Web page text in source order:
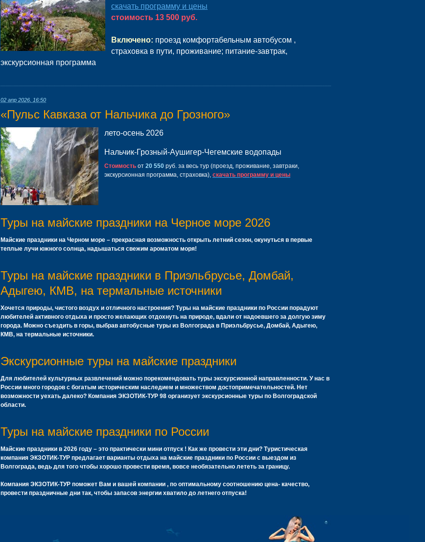
скачать программу и цены
стоимость 13 500 руб.
Включено: проезд комфортабельным автобусом ,
страховка в пути, проживание; питание-завтрак,
экскурсионная программа
02 апр 2026, 16:50
«Пульс Кавказа от Нальчика до Грозного»
лето-осень 2026
Нальчик-Грозный-Аушигер-Чегемские водопады
Стоимость от 20 550 руб. за весь тур (проезд, проживание, завтраки,
экскурсионная программа, страховка), скачать программу и цены
Туры на майские праздники на Черное море 2026
Майские праздники на Черном море – прекрасная возможность открыть летний сезон, окунуться в первые
теплые лучи южного солнца, надышаться свежим ароматом моря!
Туры на майские праздники в Приэльбрусье, Домбай,
Адыгею, КМВ, на термальные источники
Хочется природы, чистого воздух и отличного настроения? Туры на майские праздники по России порадуют
любителей активного отдыха и просто желающих отдохнуть на природе, вдали от надоевшего за долгую зиму
города. Можно съездить в горы, выбрав автобусные туры из Волгограда в Приэльбрусье, Домбай, Адыгею,
КМВ, на термальные источники.
Экскурсионные туры на майские праздники
Для любителей культурных развлечений можно порекомендовать туры экскурсионной направленности. У нас в
России много городов с богатым историческим наследием и множеством достопримечательностей. Нет
возможности уехать далеко? Компания ЭКЗОТИК-ТУР 98 организует экскурсионные туры по Волгоградской
области.
Туры на майские праздники по России
Майские праздники в 2026 году – это практически мини отпуск ! Как же провести эти дни? Туристическая
компания ЭКЗОТИК-ТУР предлагает варианты отдыха на майские праздники по России с выездом из
Волгограда, ведь для того чтобы хорошо провести время, вовсе необязательно лететь за границу.
Компания ЭКЗОТИК-ТУР поможет Вам и вашей компании , по оптимальному соотношению цена- качество,
провести праздничные дни так, чтобы запасов энергии хватило до летнего отпуска!